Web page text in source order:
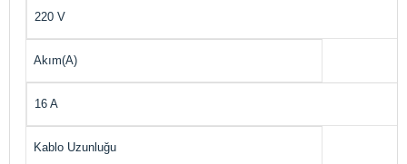
220 V
Akım(A)
16 A
Kablo Uzunluğu